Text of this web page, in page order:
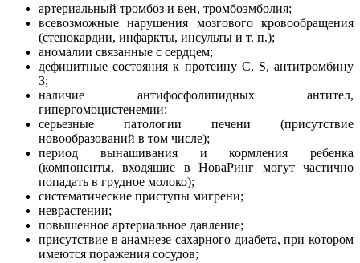
артериальный тромбоз и вен, тромбоэмболия;
всевозможные нарушения мозгового кровообращения
(стенокардии, инфаркты, инсульты и т. п.);
аномалии связанные с сердцем;
дефицитные состояния к протеину С, S, антитромбину
З;
наличие антифосфолипидных антител,
гипергомоцистенемии;
серьезные патологии печени (присутствие
новообразований в том числе);
период вынашивания и кормления ребенка
(компоненты, входящие в НоваРинг могут частично
попадать в грудное молоко);
систематические приступы мигрени;
неврастении;
повышенное артериальное давление;
присутствие в анамнезе сахарного диабета, при котором
имеются поражения сосудов;